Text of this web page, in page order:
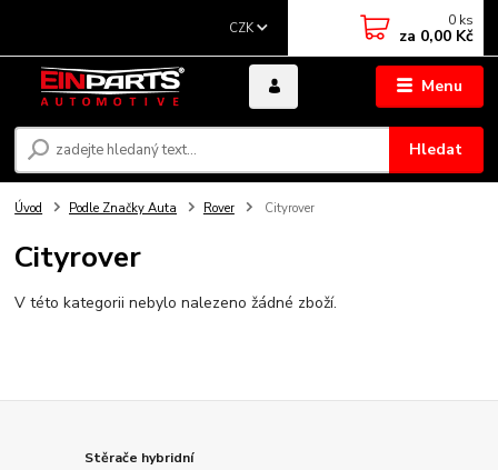
Menu
CZK
Hledat
0 ks
za 0,00 Kč
Úvod Podle Značky Auta Rover Cityrover
Cityrover
V této kategorii nebylo nalezeno žádné zboží.
Stěrače hybridní